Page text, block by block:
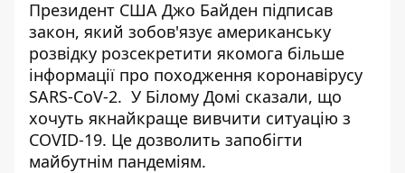
Президент США Джо Байден підписав
закон, який зобов'язує американську
розвідку розсекретити якомога більше
інформації про походження коронавірусу
SARS-CoV-2. У Білому Домі сказали, що
хочуть якнайкраще вивчити ситуацію з
COVID-19. Це дозволить запобігти
майбутнім пандеміям.